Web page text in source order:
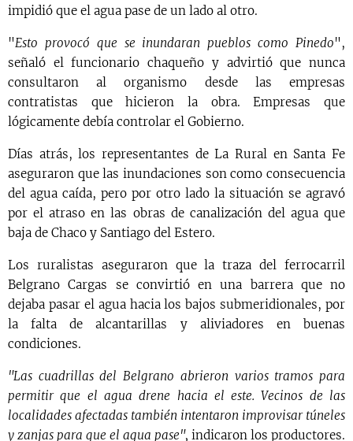
impidió que el agua pase de un lado al otro.
"Esto provocó que se inundaran pueblos como Pinedo",
señaló el funcionario chaqueño y advirtió que nunca
consultaron al organismo desde las empresas
contratistas que hicieron la obra. Empresas que
lógicamente debía controlar el Gobierno.
Días atrás, los representantes de La Rural en Santa Fe
aseguraron que las inundaciones son como consecuencia
del agua caída, pero por otro lado la situación se agravó
por el atraso en las obras de canalización del agua que
baja de Chaco y Santiago del Estero.
Los ruralistas aseguraron que la traza del ferrocarril
Belgrano Cargas se convirtió en una barrera que no
dejaba pasar el agua hacia los bajos submeridionales, por
la falta de alcantarillas y aliviadores en buenas
condiciones.
"Las cuadrillas del Belgrano abrieron varios tramos para
permitir que el agua drene hacia el este. Vecinos de las
localidades afectadas también intentaron improvisar túneles
y zanjas para que el agua pase", indicaron los productores.